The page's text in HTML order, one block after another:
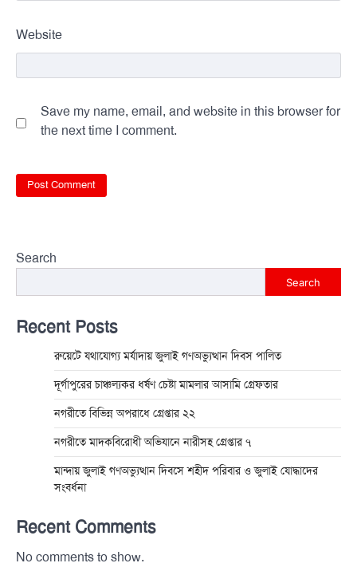
Website
Save my name, email, and website in this browser for
the next time I comment.
Search
Search
Recent Posts
রুয়েটে যথাযোগ্য মর্যাদায় জুলাই গণঅভ্যুত্থান দিবস পালিত
দূর্গাপুরের চাঞ্চল্যকর ধর্ষণ চেষ্টা মামলার আসামি গ্রেফতার
নগরীতে বিভিন্ন অপরাধে গ্রেপ্তার ২২
নগরীতে মাদকবিরোধী অভিযানে নারীসহ গ্রেপ্তার ৭
মান্দায় জুলাই গণঅভ্যুত্থান দিবসে শহীদ পরিবার ও জুলাই যোদ্ধাদের
সংবর্ধনা
Recent Comments
No comments to show.